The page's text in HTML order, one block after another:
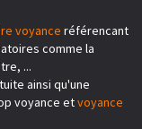
voyance référencant
comme la
...
ainsi qu'une
voyance etvoyance